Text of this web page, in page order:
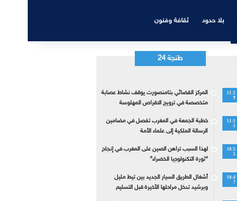
بلا حدود ثقافة وفنون
طنجة 24
11:2
9
المركز القضائي بتامنصورت يوقف نشاط عصابة
متخصصة في ترويج الاقراص المهلوسة
11:1
5
خطبة الجمعة في المغرب تفصل في مضامين
الرسالة الملكية إلى علماء الأمة
10:5
5
لهذا السبب تراهن الصين على المغرب في إنجاح
“ثورة التكنولوجيا الخضراء”
10:4
7
أشغال الطريق السيار الجديد بين تيط مليل
وبرشيد تدخل مراحلها الأخيرة قبل التسليم